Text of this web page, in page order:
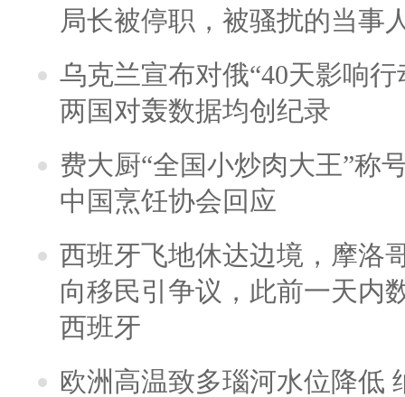
局长被停职，被骚扰的当事
乌克兰宣布对俄“40天影响
两国对轰数据均创纪录
费大厨“全国小炒肉大王”称
中国烹饪协会回应
西班牙飞地休达边境，摩洛
向移民引争议，此前一天内
西班牙
欧洲高温致多瑙河水位降低